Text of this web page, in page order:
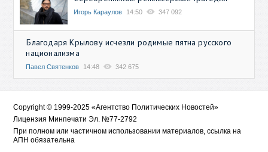
Игорь Караулов 14:50 347 092
Благодаря Крылову исчезли родимые пятна русского
национализма
Павел Святенков 14:48 342 675
Copyright © 1999-2025 «Агентство Политических Новостей»
Лицензия Минпечати Эл. №77-2792
При полном или частичном использовании материалов, ссылка на
АПН обязательна